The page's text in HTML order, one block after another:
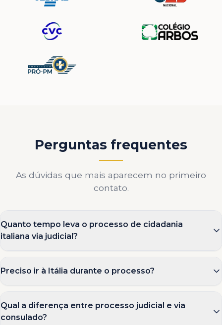
Perguntas frequentes
As dúvidas que mais aparecem no primeiro
contato.
Quanto tempo leva o processo de cidadania
italiana via judicial?
Preciso ir à Itália durante o processo?
Qual a diferença entre processo judicial e via
consulado?